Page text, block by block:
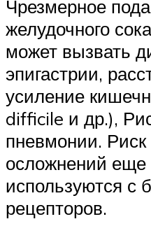
Чрезмерное
желудочного
может вызвать
эпигастрии,
усиление
difficile и др.),
пневмонии.
осложнений
используются с
рецепторов.